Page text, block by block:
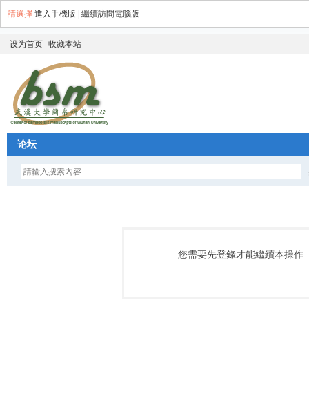
請選擇 進入手機版 繼續訪問電腦版
设为首页 收藏本站
论坛
您需要先登錄才能繼續本操作